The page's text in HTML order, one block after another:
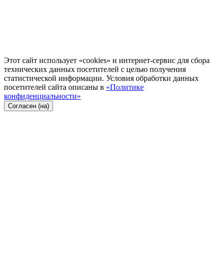
Этот сайт использует «cookies» и интернет-сервис для сбора
технических данных посетителей с целью получения
статистической информации. Условия обработки данных
посетителей сайта описаны в «Политике
конфиденциальности»
Согласен (на)